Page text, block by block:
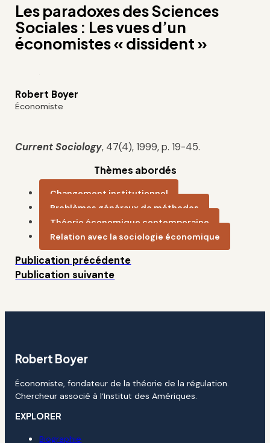
Les paradoxes des Sciences
Sociales : Les vues d’un
économistes « dissident »
Robert Boyer
Économiste
Current Sociology, 47(4), 1999, p. 19-45.
Thèmes abordés
Changement institutionnel
Problèmes généraux de méthodes
Théorie économique contemporaine
Relation avec la sociologie économique
Publication précédente
Publication suivante
Robert Boyer
Économiste, fondateur de la théorie de la régulation.
Chercheur associé à l’Institut des Amériques.
EXPLORER
Biographie